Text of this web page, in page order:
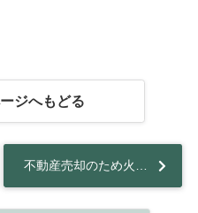
ジへもどる